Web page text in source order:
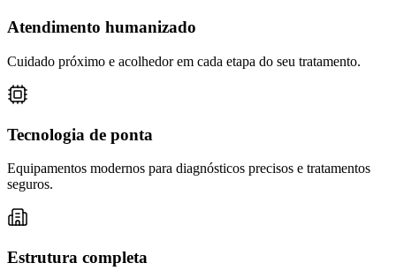
Atendimento humanizado
Cuidado próximo e acolhedor em cada etapa do seu tratamento.
Tecnologia de ponta
Equipamentos modernos para diagnósticos precisos e tratamentos
seguros.
Estrutura completa